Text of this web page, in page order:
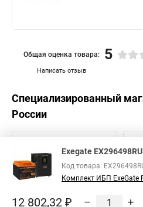
Написать отзыв
Общая оценка товара: 5
Специализированный
России
Exegate
Код товара:
Комплект ИБП ExeGate
12 802,32 ₽ – +